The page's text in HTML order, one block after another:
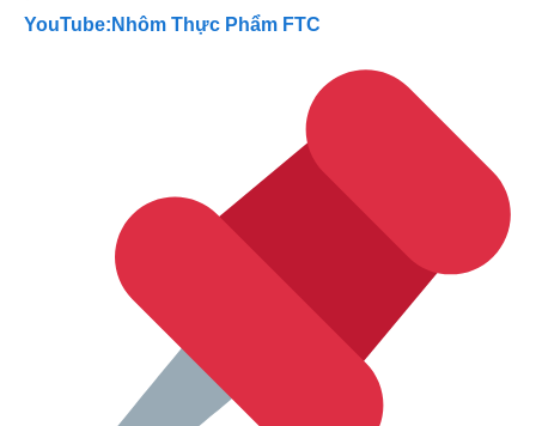
YouTube:Nhôm Thực Phẩm FTC